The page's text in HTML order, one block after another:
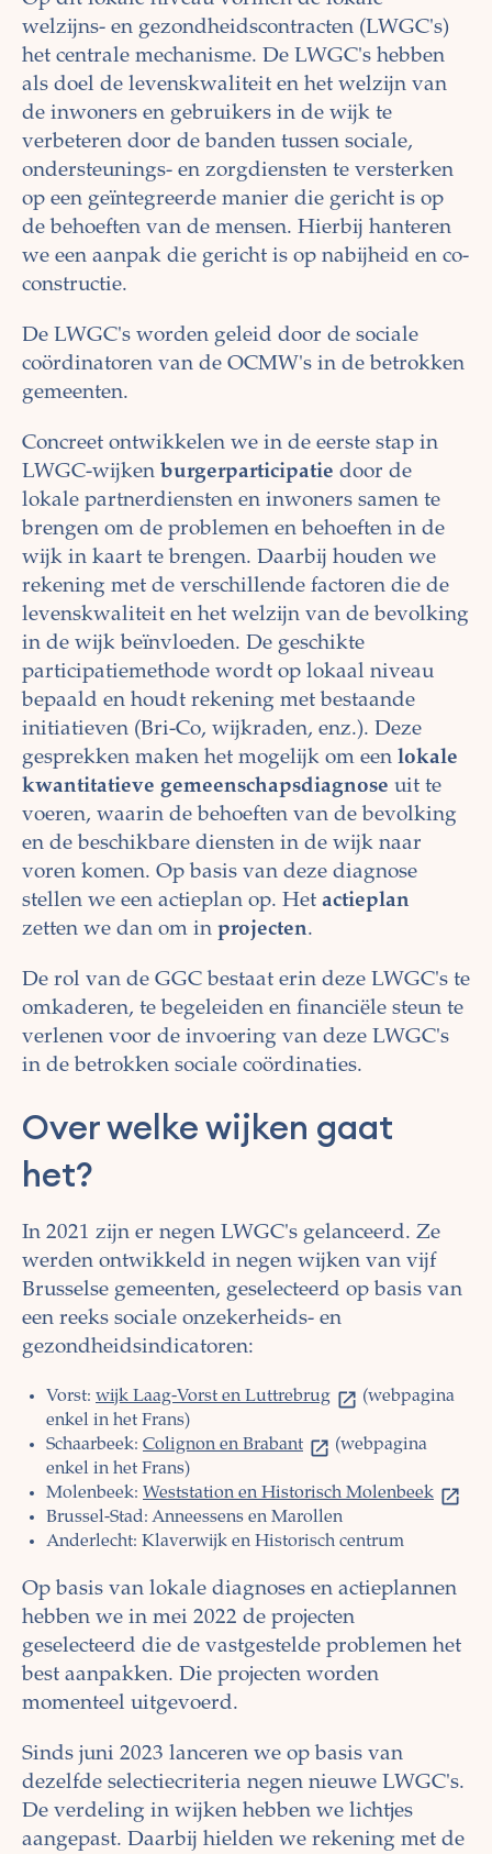
welzijns- en gezondheidscontracten (LWGC's)
het centrale mechanisme. De LWGC's hebben
als doel de levenskwaliteit en het welzijn van
de inwoners en gebruikers in de wijk te
verbeteren door de banden tussen sociale,
ondersteunings- en zorgdiensten te versterken
op een geïntegreerde manier die gericht is op
de behoeften van de mensen. Hierbij hanteren
we een aanpak die gericht is op nabijheid en co-
constructie.
De LWGC's worden geleid door de sociale
coördinatoren van de OCMW's in de betrokken
gemeenten.
Concreet ontwikkelen we in de eerste stap in
LWGC-wijken burgerparticipatie door de
lokale partnerdiensten en inwoners samen te
brengen om de problemen en behoeften in de
wijk in kaart te brengen. Daarbij houden we
rekening met de verschillende factoren die de
levenskwaliteit en het welzijn van de bevolking
in de wijk beïnvloeden. De geschikte
participatiemethode wordt op lokaal niveau
bepaald en houdt rekening met bestaande
initiatieven (Bri-Co, wijkraden, enz.). Deze
gesprekken maken het mogelijk om een lokale
kwantitatieve gemeenschapsdiagnose uit te
voeren, waarin de behoeften van de bevolking
en de beschikbare diensten in de wijk naar
voren komen. Op basis van deze diagnose
stellen we een actieplan op. Het actieplan
zetten we dan om in projecten.
De rol van de GGC bestaat erin deze LWGC's te
omkaderen, te begeleiden en financiële steun te
verlenen voor de invoering van deze LWGC's
in de betrokken sociale coördinaties.
Over welke wijken gaat
het?
In 2021 zijn er negen LWGC's gelanceerd. Ze
werden ontwikkeld in negen wijken van vijf
Brusselse gemeenten, geselecteerd op basis van
een reeks sociale onzekerheids- en
gezondheidsindicatoren:
Vorst: wijk Laag-Vorst en Luttrebrug
(webpagina
enkel in het Frans)
Schaarbeek: Colignon en Brabant
(webpagina
enkel in het Frans)
Molenbeek: Weststation en Historisch Molenbeek
Brussel-Stad: Anneessens en Marollen
Anderlecht: Klaverwijk en Historisch centrum
Op basis van lokale diagnoses en actieplannen
hebben we in mei 2022 de projecten
geselecteerd die de vastgestelde problemen het
best aanpakken. Die projecten worden
momenteel uitgevoerd.
Sinds juni 2023 lanceren we op basis van
dezelfde selectiecriteria negen nieuwe LWGC's.
De verdeling in wijken hebben we lichtjes
aangepast. Daarbij hielden we rekening met de